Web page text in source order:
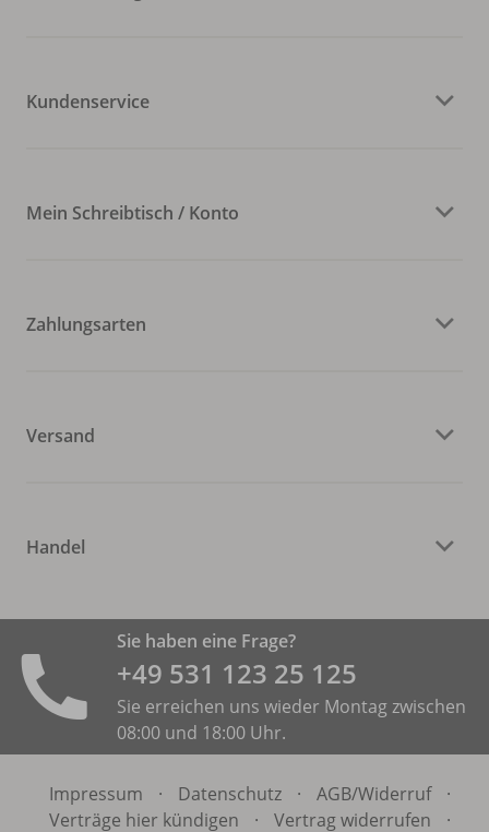
Kundenservice
Mein Schreibtisch / Konto
Zahlungsarten
Versand
Handel
Sie haben eine Frage?
+49 531 ­123 25 125
Sie erreichen uns wieder Montag zwischen
08:00 und 18:00 Uhr.
Impressum · Datenschutz · AGB/Widerruf
·
Verträge hier kündigen
· Vertrag widerrufen ·